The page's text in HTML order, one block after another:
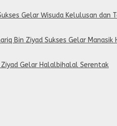
Gelar Wisuda Kelulusan dan
Bin Ziyad Sukses Gelar Manasik
Gelar Halalbihalal Serentak